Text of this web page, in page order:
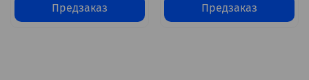
Предзаказ Предзаказ